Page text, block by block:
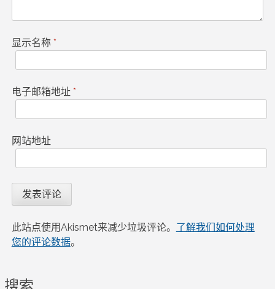
显示名称 *
电子邮箱地址 *
网站地址
此站点使用Akismet来减少垃圾评论。 了解我们如何处理
您的评论数据。